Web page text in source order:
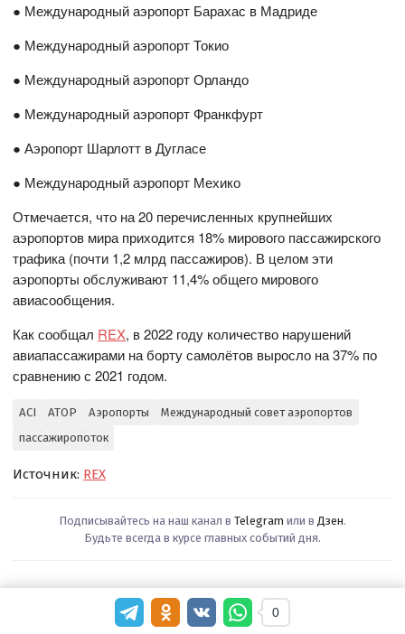
● Международный аэропорт Барахас в Мадриде
● Международный аэропорт Токио
● Международный аэропорт Орландо
● Международный аэропорт Франкфурт
● Аэропорт Шарлотт в Дугласе
● Международный аэропорт Мехико
Отмечается, что на 20 перечисленных крупнейших
аэропортов мира приходится 18% мирового пассажирского
трафика (почти 1,2 млрд пассажиров). В целом эти
аэропорты обслуживают 11,4% общего мирового
авиасообщения.
Как сообщал REX, в 2022 году количество нарушений
авиапассажирами на борту самолётов выросло на 37% по
сравнению с 2021 годом.
ACI АТОР Аэропорты
Международный совет аэропортов
пассажиропоток
Источник: REX
Подписывайтесь на наш канал в Telegram или в Дзен.
Будьте всегда в курсе главных событий дня.
0